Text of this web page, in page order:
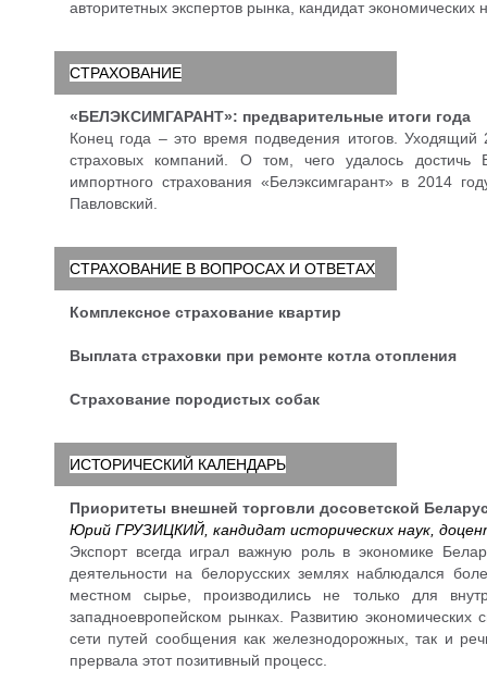
авторитетных экспертов рынка, кандидат
СТРАХОВАНИЕ
«БЕЛЭКСИМГАРАНТ»: предварительные итоги года
Конец года – это время подведения итогов.
страховых компаний. О том, чего удалось достичь
импортного страхования «Белэксимгарант» в 2014
Павловский.
СТРАХОВАНИЕ В ВОПРОСАХ И ОТВЕТАХ
Комплексное страхование квартир
Выплата страховки при ремонте котла отопления
Страхование породистых собак
ИСТОРИЧЕСКИЙ КАЛЕНДАРЬ
Приоритеты внешней торговли досоветской
Юрий ГРУЗИЦКИЙ, кандидат исторических наук,
Экспорт всегда играл важную роль в экономике
деятельности на белорусских землях наблюдался
местном сырье, производились не только для
западноевропейском рынках. Развитию экономических
сети путей сообщения как железнодорожных, так и
прервала этот позитивный процесс.